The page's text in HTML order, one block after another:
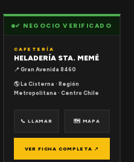
✔ NEGOCIO VERIFICADO
CAFETERÍA
HELADERÍA STA. MEMÉ
📍 Gran Avenida 8460
🌎 La Cisterna · Región
Metropolitana · Centro Chile
📞 LLAMAR 🗺 MAPA
VER FICHA COMPLETA ↗